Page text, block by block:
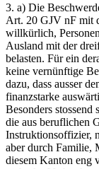
3. a) Die
Art. 20 GJV nF mit
willkürlich,
Ausland mit der
belasten. Für ein
keine vernünftige
dazu, dass ausser
finanzstarke
Besonders stossend
die aus beruflichen
Instruktionsoffizier,
aber durch Familie,
diesem Kanton eng